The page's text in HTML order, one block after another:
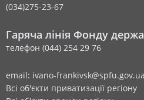
(034)275-23-67
Гаряча лінія Фонду
телефон (044) 254 29 76
email: ivano-frankivsk@spfu.gov.ua
Всі об'єкти приватизації регіону